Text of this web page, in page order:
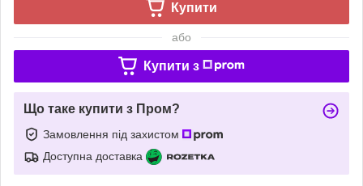
Купити
або
Купити з
Що таке купити з Пром?
Замовлення під захистом
Доступна доставка